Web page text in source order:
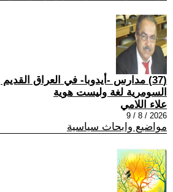
(37) مدارس -أيدوبا- في العراق
السومرية لغة وليست هوية
علاء اللامي
2026 / 8 / 9
مواضيع وابحاث سياسية